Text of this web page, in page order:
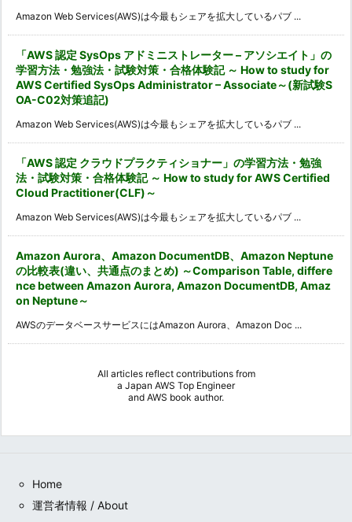
Amazon Web Services(AWS)は今最もシェアを拡大しているパブ ...
「AWS 認定 SysOps アドミニストレーター – アソシエイト」の
学習方法・勉強法・試験対策・合格体験記 ～ How to study for
AWS Certified SysOps Administrator – Associate～(新試験S
OA-C02対策追記)
Amazon Web Services(AWS)は今最もシェアを拡大しているパブ ...
「AWS 認定 クラウドプラクティショナー」の学習方法・勉強
法・試験対策・合格体験記 ～ How to study for AWS Certified
Cloud Practitioner(CLF)～
Amazon Web Services(AWS)は今最もシェアを拡大しているパブ ...
Amazon Aurora、Amazon DocumentDB、Amazon Neptune
の比較表(違い、共通点のまとめ) ～Comparison Table, differe
nce between Amazon Aurora, Amazon DocumentDB, Amaz
on Neptune～
AWSのデータベースサービスにはAmazon Aurora、Amazon Doc ...
All articles reflect contributions from
a Japan AWS Top Engineer
and AWS book author.
Home
運営者情報 / About